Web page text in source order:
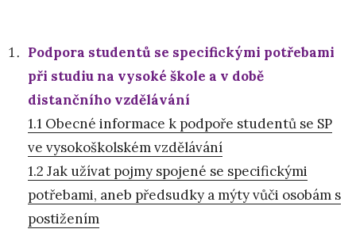
Podpora studentů se specifickými potřebami
při studiu na vysoké škole a v době
distančního vzdělávání
1.1 Obecné informace k podpoře studentů se SP
ve vysokoškolském vzdělávání
1.2 Jak užívat pojmy spojené se specifickými
potřebami, aneb předsudky a mýty vůči osobám s
postižením